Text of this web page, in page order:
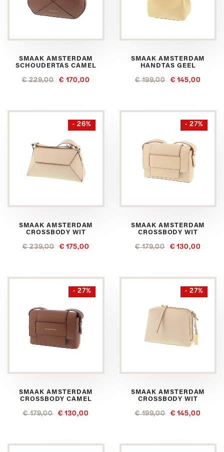
SMAAK AMSTERDAM
SCHOUDERTAS CAMEL
€ 229,00 € 170,00
SMAAK AMSTERDAM
HANDTAS GEEL
€ 199,00 € 145,00
- 26%
SMAAK AMSTERDAM
CROSSBODY WIT
€ 239,00 € 175,00
- 27%
SMAAK AMSTERDAM
CROSSBODY WIT
€ 179,00 € 130,00
- 27%
SMAAK AMSTERDAM
CROSSBODY CAMEL
€ 179,00 € 130,00
- 27%
SMAAK AMSTERDAM
CROSSBODY WIT
€ 199,00 € 145,00